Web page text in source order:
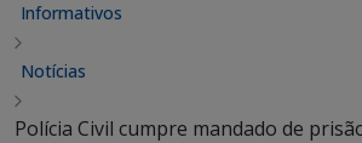
Informativos
Notícias
Polícia Civil cumpre mandado de